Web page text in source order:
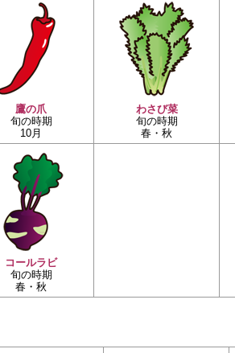
鷹の爪
旬の時期
10月
わさび菜
旬の時期
春・秋
コールラビ
旬の時期
春・秋